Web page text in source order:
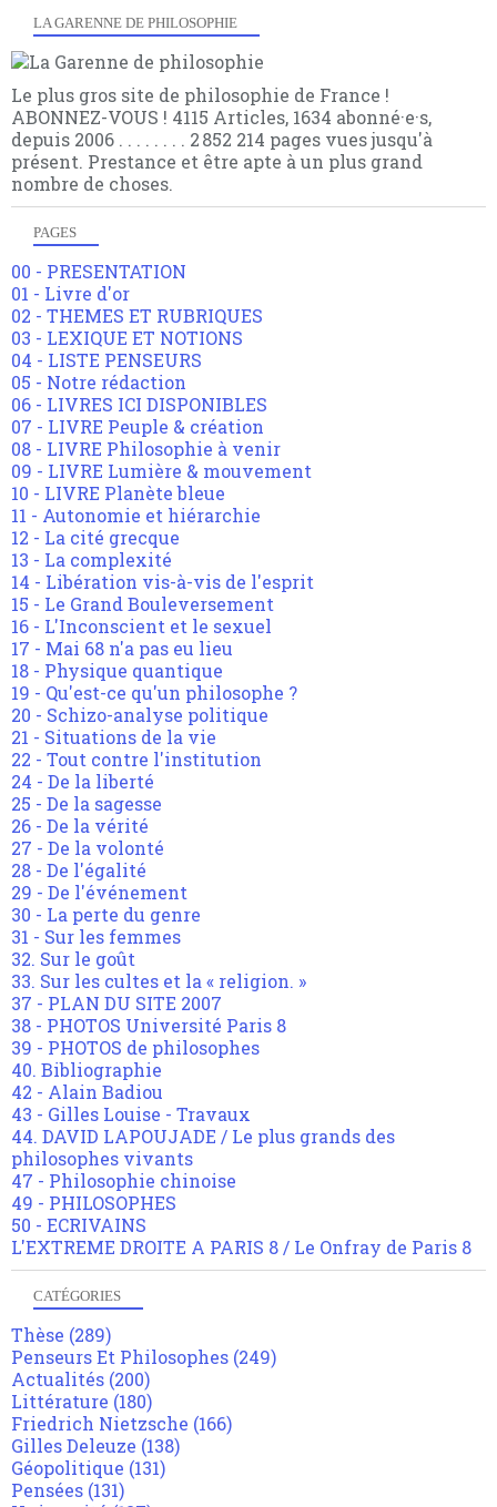
LA GARENNE DE PHILOSOPHIE
Le plus gros site de philosophie de France !
ABONNEZ-VOUS ! 4115 Articles, 1634 abonné·e·s,
depuis 2006 . . . . . . . . 2 852 214 pages vues jusqu'à
présent. Prestance et être apte à un plus grand
nombre de choses.
PAGES
00 - PRESENTATION
01 - Livre d'or
02 - THEMES ET RUBRIQUES
03 - LEXIQUE ET NOTIONS
04 - LISTE PENSEURS
05 - Notre rédaction
06 - LIVRES ICI DISPONIBLES
07 - LIVRE Peuple & création
08 - LIVRE Philosophie à venir
09 - LIVRE Lumière & mouvement
10 - LIVRE Planète bleue
11 - Autonomie et hiérarchie
12 - La cité grecque
13 - La complexité
14 - Libération vis-à-vis de l'esprit
15 - Le Grand Bouleversement
16 - L'Inconscient et le sexuel
17 - Mai 68 n'a pas eu lieu
18 - Physique quantique
19 - Qu'est-ce qu'un philosophe ?
20 - Schizo-analyse politique
21 - Situations de la vie
22 - Tout contre l'institution
24 - De la liberté
25 - De la sagesse
26 - De la vérité
27 - De la volonté
28 - De l'égalité
29 - De l'événement
30 - La perte du genre
31 - Sur les femmes
32. Sur le goût
33. Sur les cultes et la « religion. »
37 - PLAN DU SITE 2007
38 - PHOTOS Université Paris 8
39 - PHOTOS de philosophes
40. Bibliographie
42 - Alain Badiou
43 - Gilles Louise - Travaux
44. DAVID LAPOUJADE / Le plus grands des
philosophes vivants
47 - Philosophie chinoise
49 - PHILOSOPHES
50 - ECRIVAINS
L'EXTREME DROITE A PARIS 8 / Le Onfray de Paris 8
CATÉGORIES
Thèse (289)
Penseurs Et Philosophes (249)
Actualités (200)
Littérature (180)
Friedrich Nietzsche (166)
Gilles Deleuze (138)
Géopolitique (131)
Pensées (131)